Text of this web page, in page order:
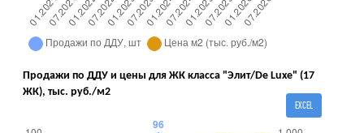
Продажи по ДДУ и цены для ЖК класса "Элит/De Luxe" (17
ЖК), тыс. руб./м2
EXCEL